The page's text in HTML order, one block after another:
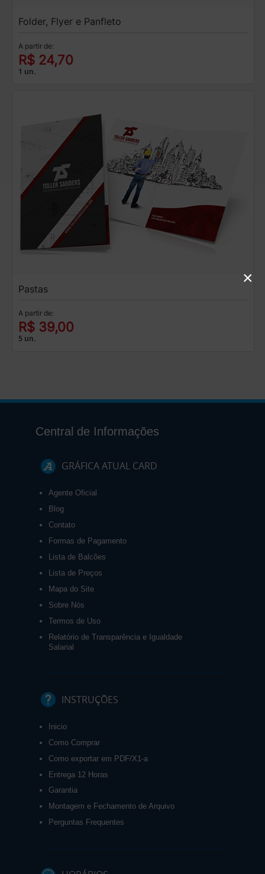
Folder, Flyer e Panfleto
A partir de:
R$ 24,70
1 un.
Pastas
A partir de:
R$ 39,00
5 un.
Central de Informações
GRÁFICA ATUAL CARD
Agente Oficial
Blog
Contato
Formas de Pagamento
Lista de Balcões
Lista de Preços
Mapa do Site
Sobre Nós
Termos de Uso
Relatório de Transparência e Igualdade
Salarial
INSTRUÇÕES
Inicio
Como Comprar
Como exportar em PDF/X1-a
Entrega 12 Horas
Garantia
Montagem e Fechamento de Arquivo
Perguntas Frequentes
×